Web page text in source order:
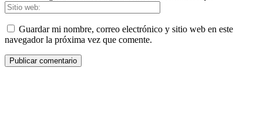
Guardar mi nombre, correo electrónico y sitio web en este
navegador la próxima vez que comente.